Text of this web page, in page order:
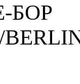
БОР